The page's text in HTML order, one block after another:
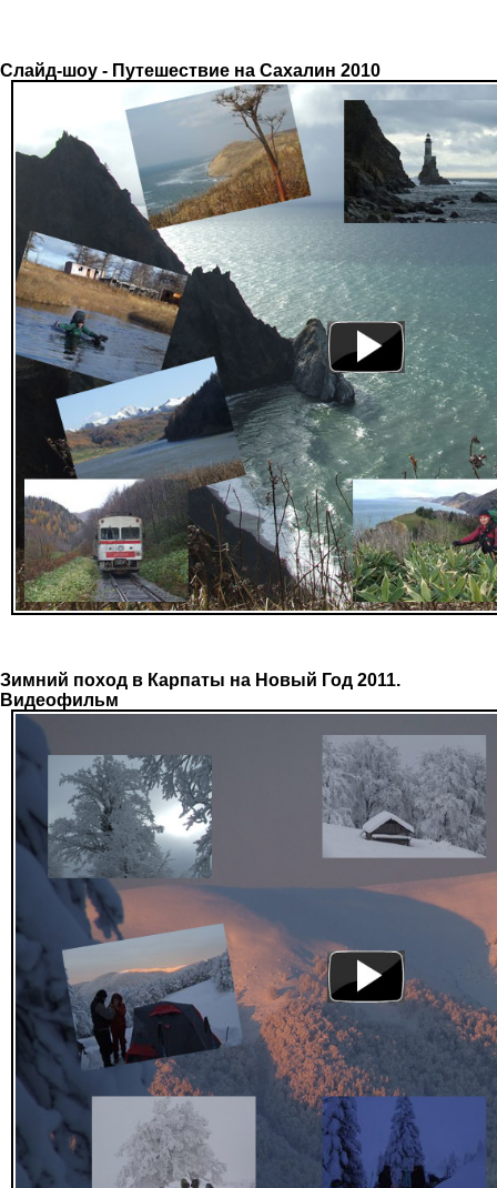
Слайд-шоу - Путешествие на Сахалин 2010
Зимний поход в Карпаты на Новый Год 2011.
Видеофильм